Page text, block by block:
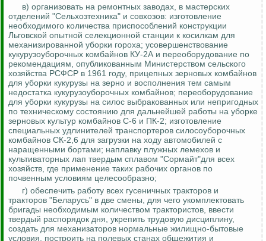
в) организовать на ремонтных заводах, в мастерских
отделений "Сельхозтехника" и совхозов: изготовление
необходимого количества приспособлений конструкции
Льговской опытной селекционной станции к косилкам для
механизированной уборки гороха; усовершенствование
кукурузоуборочных комбайнов КУ-2А и переоборудование по
рекомендациям, опубликованным Министерством сельского
хозяйства РСФСР в 1961 году, прицепных зерновых комбайнов
для уборки кукурузы на зерно и восполнения тем самым
недостатка кукурузоуборочных комбайнов; переоборудование
для уборки кукурузы на силос выбракованных или непригодных
по техническому состоянию для дальнейшей работы на уборке
зерновых культур комбайнов С-6 и ПК-2; изготовление
специальных удлинителей транспортеров силосоуборочных
комбайнов СК-2,6 для загрузки на ходу автомобилей с
наращенными бортами; наплавку плужных лемехов и
культиваторных лап твердым сплавом "Сормайт"для всех
хозяйств, где применение таких рабочих органов по
почвенным условиям целесообразно;
г) обеспечить работу всех гусеничных тракторов и
тракторов "Беларусь" в две смены, для чего укомплектовать
бригады необходимым количеством трактористов, ввести
твердый распорядок дня, укрепить трудовую дисциплину,
создать для механизаторов нормальные жилищно-бытовые
условия, построить на полевых станах общежития и